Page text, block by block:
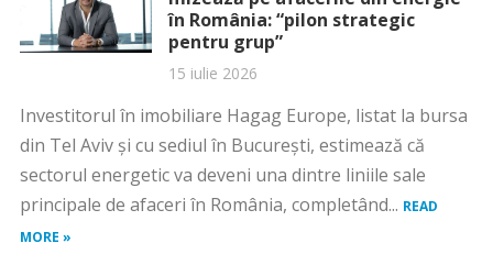
în România: “pilon strategic
pentru grup”
15 iulie 2026
Investitorul în imobiliare Hagag Europe, listat la bursa
din Tel Aviv și cu sediul în București, estimează că
sectorul energetic va deveni una dintre liniile sale
principale de afaceri în România, completând... READ
MORE »